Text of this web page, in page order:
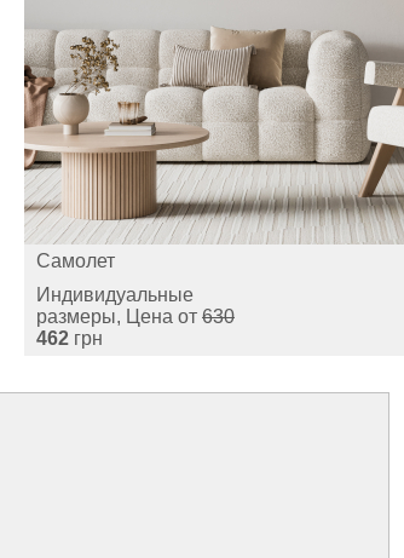
Самолет
Индивидуальные
размеры, Цена от 630
462 грн